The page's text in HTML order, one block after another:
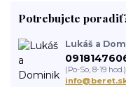
Potrebujete
Lukáš a
(Po-So, 8-19 hod.)